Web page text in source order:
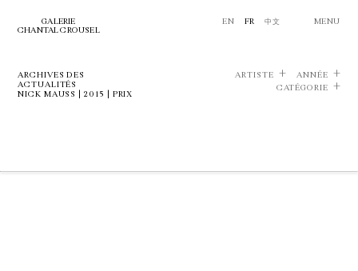
GALERIE
CHANTAL CROUSEL
EN FR 中文 MENU
ARCHIVES DES
ACTUALITÉS
NICK MAUSS | 2015 | PRIX
ARTISTE
ANNÉE
CATÉGORIE